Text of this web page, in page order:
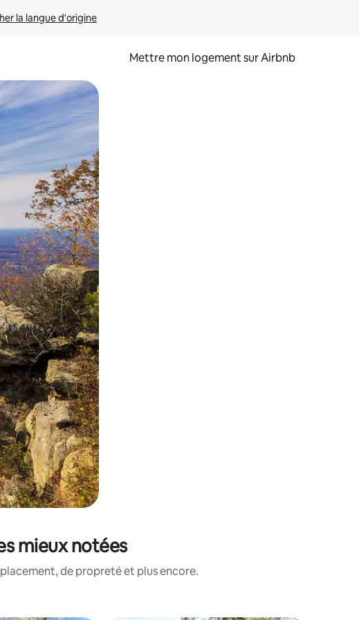
la langue d'origine
Mettre mon logement sur Airbnb
et en faisant glisser.
mieux notées
de propreté et plus encore.